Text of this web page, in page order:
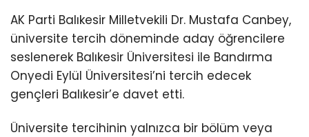
AK Parti Balıkesir Milletvekili Dr. Mustafa Canbey,
üniversite tercih döneminde aday öğrencilere
seslenerek Balıkesir Üniversitesi ile Bandırma
Onyedi Eylül Üniversitesi’ni tercih edecek
gençleri Balıkesir’e davet etti.
Üniversite tercihinin yalnızca bir bölüm veya